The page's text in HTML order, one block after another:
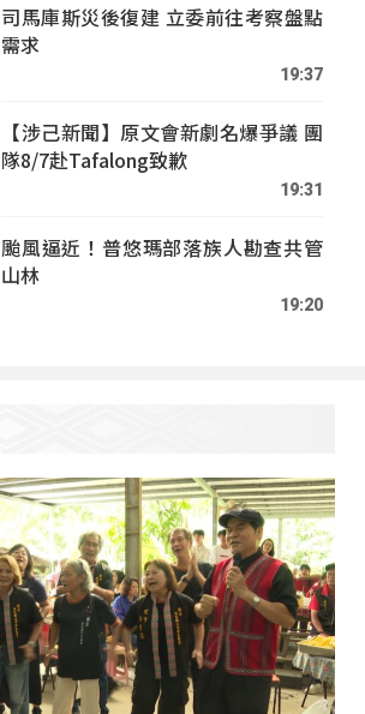
司馬庫斯災後復建 立委前往考察盤點
需求
19:37
【涉己新聞】原文會新劇名爆爭議 團
隊8/7赴Tafalong致歉
19:31
颱風逼近！普悠瑪部落族人勘查共管
山林
19:20